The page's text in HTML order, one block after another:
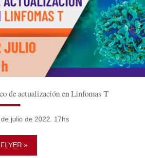
de actualización en Linfomas T
de julio de 2022. 17hs
FLYER »